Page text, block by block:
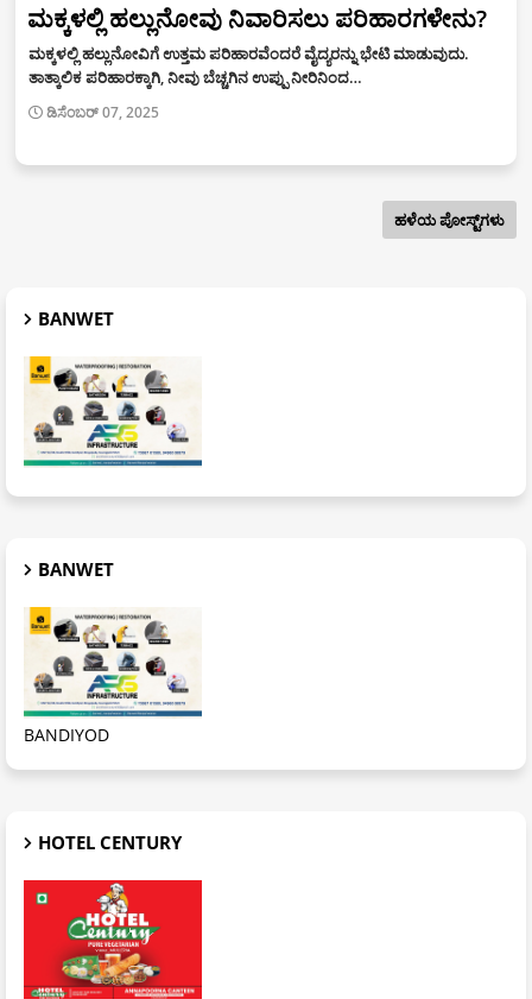
ಮಕ್ಕಳಲ್ಲಿ ಹಲ್ಲುನೋವು ನಿವಾರಿಸಲು ಪರಿಹಾರಗಳೇನು?
ಮಕ್ಕಳಲ್ಲಿ ಹಲ್ಲುನೋವಿಗೆ ಉತ್ತಮ ಪರಿಹಾರವೆಂದರೆ ವೈದ್ಯರನ್ನು ಭೇಟಿ ಮಾಡುವುದು.
ತಾತ್ಕಾಲಿಕ ಪರಿಹಾರಕ್ಕಾಗಿ, ನೀವು ಬೆಚ್ಚಗಿನ ಉಪ್ಪು ನೀರಿನಿಂದ…
ಡಿಸೆಂಬರ್ 07, 2025
ಹಳೆಯ ಪೋಸ್ಟ್‌ಗಳು
BANWET
BANWET
BANDIYOD
HOTEL CENTURY